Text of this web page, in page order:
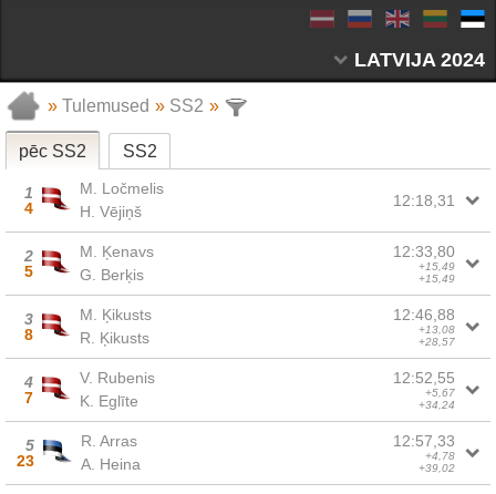
LATVIJA 2024
»Tulemused » SS2 »
pēc SS2 SS2
1
4
M. Ločmelis
H. Vējiņš
12:18,31
2
5
M. Ķenavs
G. Berķis
12:33,80
+15,49
+15,49
3
8
M. Ķikusts
R. Ķikusts
12:46,88
+13,08
+28,57
4
7
V. Rubenis
K. Eglīte
12:52,55
+5,67
+34,24
5
23
R. Arras
A. Heina
12:57,33
+4,78
+39,02